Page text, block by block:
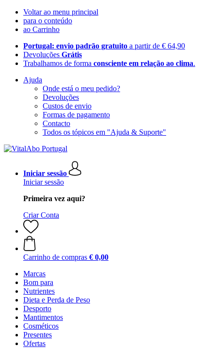
Voltar ao menu principal
para o conteúdo
ao Carrinho
Portugal: envio padrão gratuito a partir de € 64,90
Devoluções Grátis
Trabalhamos de forma consciente em relação ao clima.
Ajuda
Onde está o meu pedido?
Devoluções
Custos de envio
Formas de pagamento
Contacto
Todos os tópicos em "Ajuda & Suporte"
Iniciar sessão
Iniciar sessão
Primeira vez aqui?
Criar Conta
Carrinho de compras € 0,00
Marcas
Bom para
Nutrientes
Dieta e Perda de Peso
Desporto
Mantimentos
Cosméticos
Presentes
Ofertas